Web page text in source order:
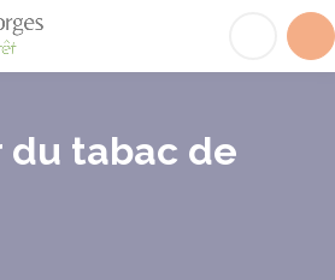
du tabac de